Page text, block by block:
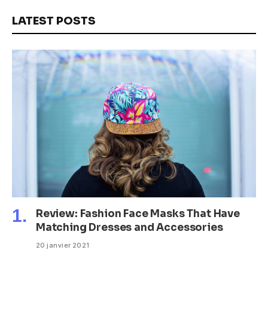
LATEST POSTS
Review: Fashion Face Masks That Have
Matching Dresses and Accessories
20 janvier 2021